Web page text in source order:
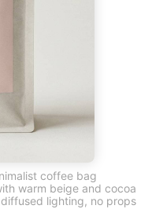
coffee bag
warm beige and cocoa
lighting, no props